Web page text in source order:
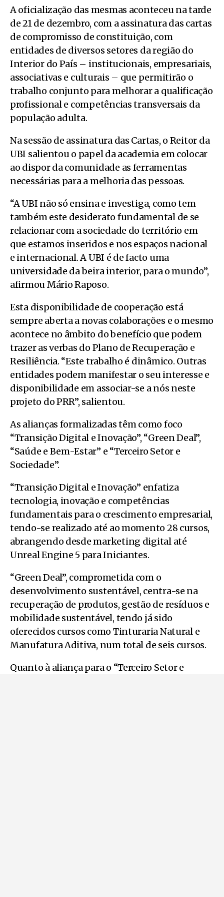
A oficialização das mesmas aconteceu na tarde
de 21 de dezembro, com a assinatura das cartas
de compromisso de constituição, com
entidades de diversos setores da região do
Interior do País – institucionais, empresariais,
associativas e culturais – que permitirão o
trabalho conjunto para melhorar a qualificação
profissional e competências transversais da
população adulta.
Na sessão de assinatura das Cartas, o Reitor da
UBI salientou o papel da academia em colocar
ao dispor da comunidade as ferramentas
necessárias para a melhoria das pessoas.
“A UBI não só ensina e investiga, como tem
também este desiderato fundamental de se
relacionar com a sociedade do território em
que estamos inseridos e nos espaços nacional
e internacional. A UBI é de facto uma
universidade da beira interior, para o mundo”,
afirmou Mário Raposo.
Esta disponibilidade de cooperação está
sempre aberta a novas colaborações e o mesmo
acontece no âmbito do benefício que podem
trazer as verbas do Plano de Recuperação e
Resiliência. “Este trabalho é dinâmico. Outras
entidades podem manifestar o seu interesse e
disponibilidade em associar-se a nós neste
projeto do PRR”, salientou.
As alianças formalizadas têm como foco
“Transição Digital e Inovação”, “Green Deal”,
“Saúde e Bem-Estar” e “Terceiro Setor e
Sociedade”.
“Transição Digital e Inovação” enfatiza
tecnologia, inovação e competências
fundamentais para o crescimento empresarial,
tendo-se realizado até ao momento 28 cursos,
abrangendo desde marketing digital até
Unreal Engine 5 para Iniciantes.
“Green Deal”, comprometida com o
desenvolvimento sustentável, centra-se na
recuperação de produtos, gestão de resíduos e
mobilidade sustentável, tendo já sido
oferecidos cursos como Tinturaria Natural e
Manufatura Aditiva, num total de seis cursos.
Quanto à aliança para o “Terceiro Setor e